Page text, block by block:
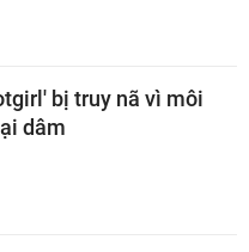
bị truy nã vì môi
dâm